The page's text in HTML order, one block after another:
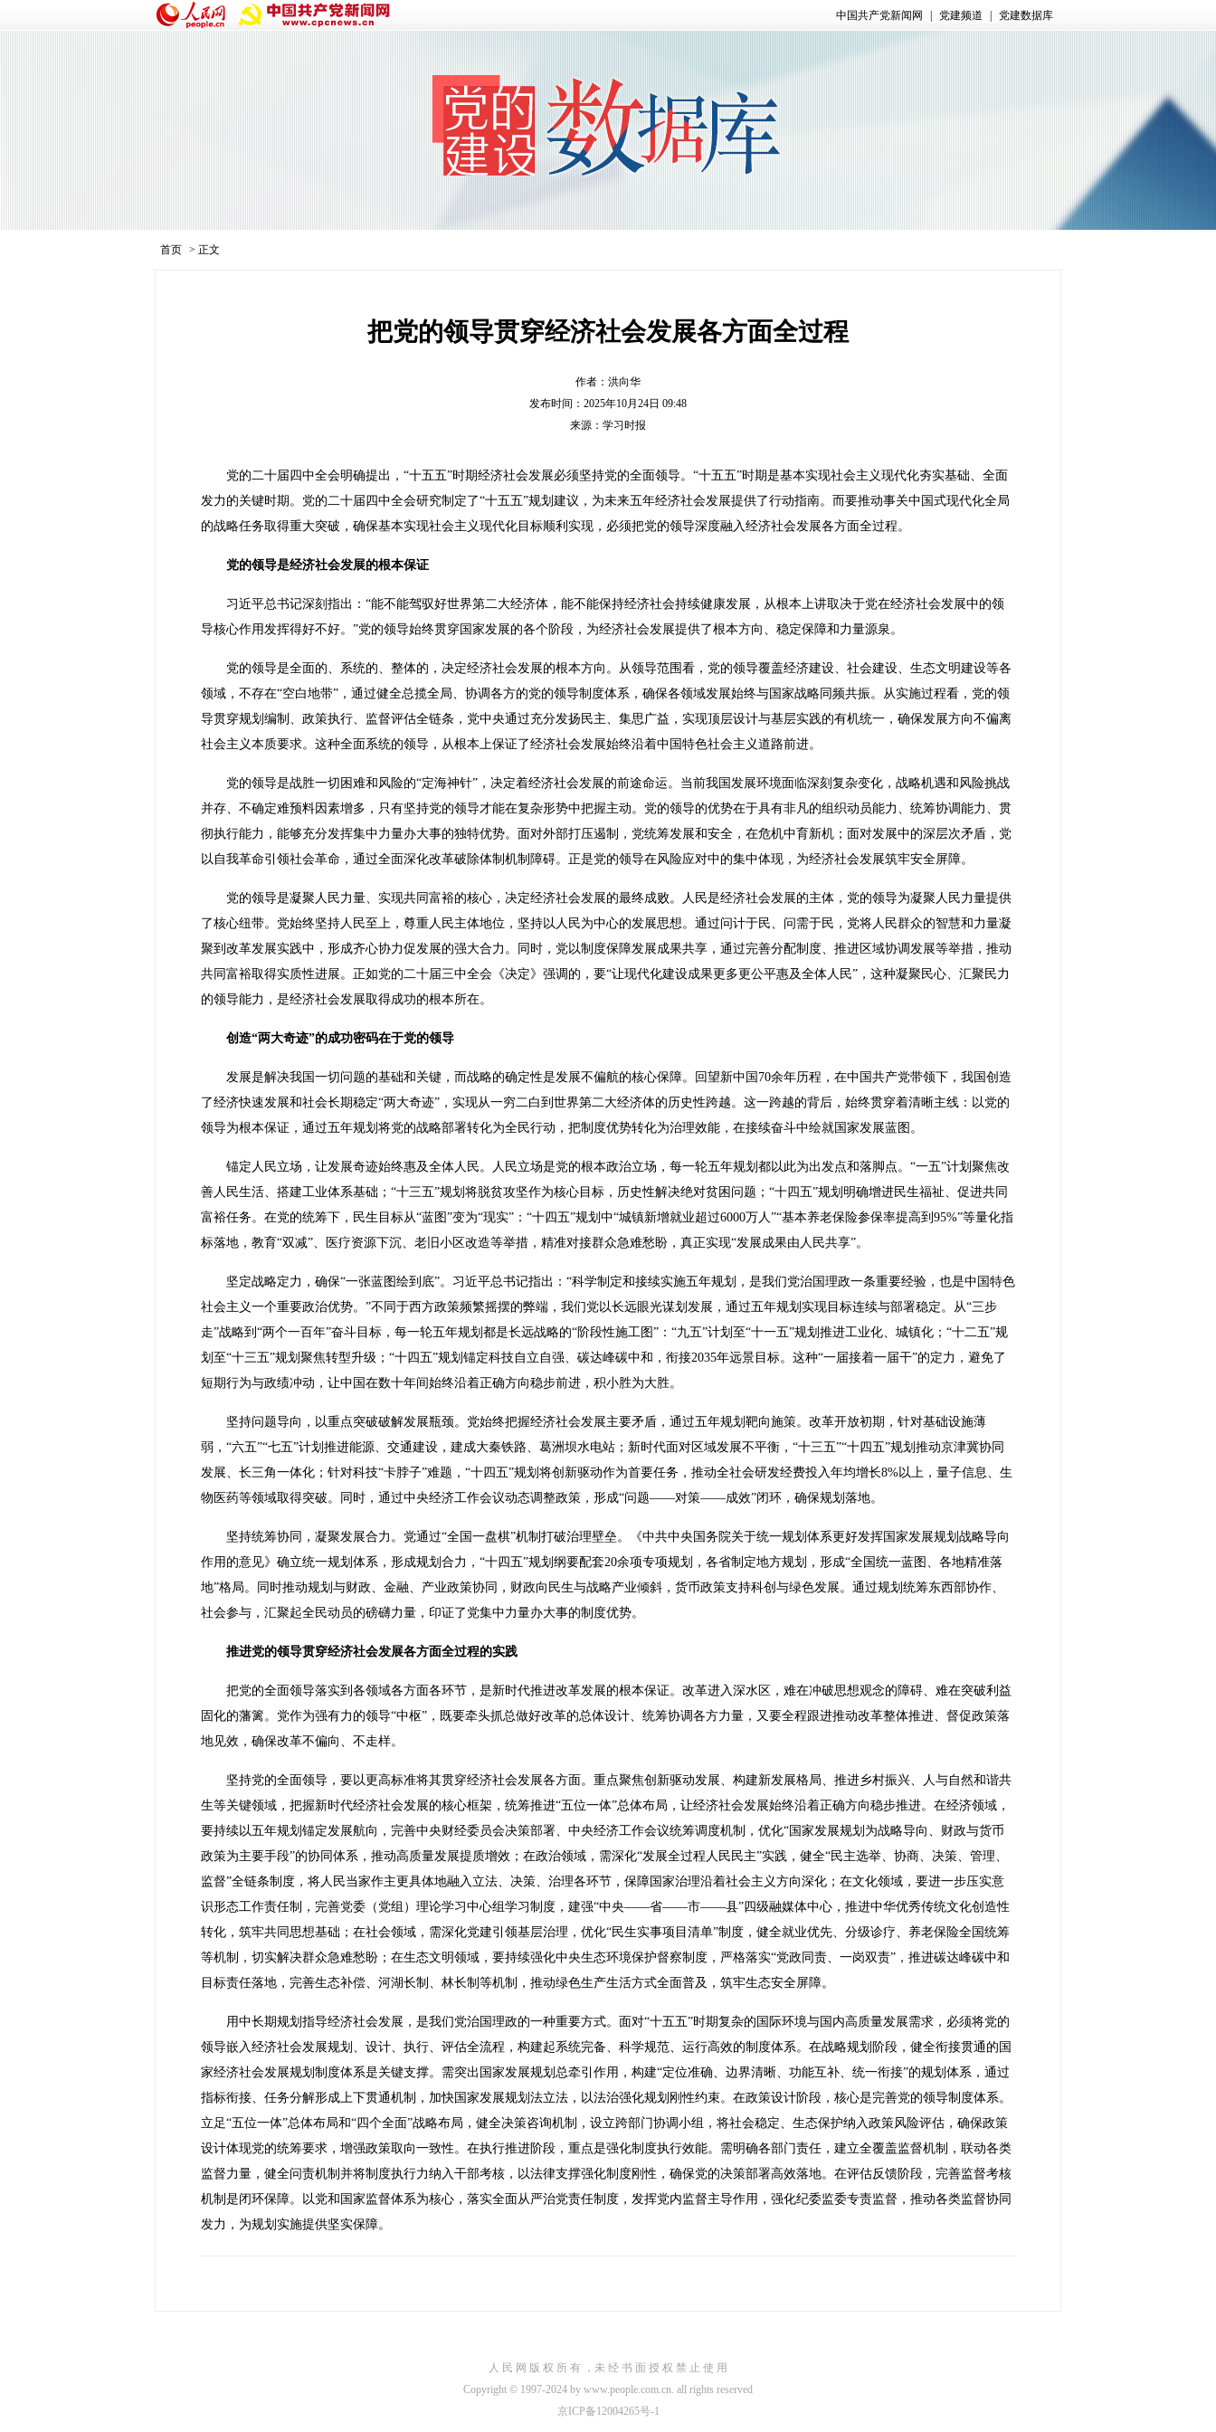
中国共产党新闻网 党建频道 党建数据库
首页 > 正文
把党的领导贯穿经济社会发展各方面全过程
作者：洪向华
发布时间：2025年10月24日 09:48
来源：学习时报
党的二十届四中全会明确提出，“十五五”时期经济社会发展必须坚持党的全面领导。“十五五”时期是基本实现社会主义现代化夯实基础、全面
发力的关键时期。党的二十届四中全会研究制定了“十五五”规划建议，为未来五年经济社会发展提供了行动指南。而要推动事关中国式现代化全局
的战略任务取得重大突破，确保基本实现社会主义现代化目标顺利实现，必须把党的领导深度融入经济社会发展各方面全过程。
党的领导是经济社会发展的根本保证
习近平总书记深刻指出：“能不能驾驭好世界第二大经济体，能不能保持经济社会持续健康发展，从根本上讲取决于党在经济社会发展中的领
导核心作用发挥得好不好。”党的领导始终贯穿国家发展的各个阶段，为经济社会发展提供了根本方向、稳定保障和力量源泉。
党的领导是全面的、系统的、整体的，决定经济社会发展的根本方向。从领导范围看，党的领导覆盖经济建设、社会建设、生态文明建设等各
领域，不存在“空白地带”，通过健全总揽全局、协调各方的党的领导制度体系，确保各领域发展始终与国家战略同频共振。从实施过程看，党的领
导贯穿规划编制、政策执行、监督评估全链条，党中央通过充分发扬民主、集思广益，实现顶层设计与基层实践的有机统一，确保发展方向不偏离
社会主义本质要求。这种全面系统的领导，从根本上保证了经济社会发展始终沿着中国特色社会主义道路前进。
党的领导是战胜一切困难和风险的“定海神针”，决定着经济社会发展的前途命运。当前我国发展环境面临深刻复杂变化，战略机遇和风险挑战
并存、不确定难预料因素增多，只有坚持党的领导才能在复杂形势中把握主动。党的领导的优势在于具有非凡的组织动员能力、统筹协调能力、贯
彻执行能力，能够充分发挥集中力量办大事的独特优势。面对外部打压遏制，党统筹发展和安全，在危机中育新机；面对发展中的深层次矛盾，党
以自我革命引领社会革命，通过全面深化改革破除体制机制障碍。正是党的领导在风险应对中的集中体现，为经济社会发展筑牢安全屏障。
党的领导是凝聚人民力量、实现共同富裕的核心，决定经济社会发展的最终成败。人民是经济社会发展的主体，党的领导为凝聚人民力量提供
了核心纽带。党始终坚持人民至上，尊重人民主体地位，坚持以人民为中心的发展思想。通过问计于民、问需于民，党将人民群众的智慧和力量凝
聚到改革发展实践中，形成齐心协力促发展的强大合力。同时，党以制度保障发展成果共享，通过完善分配制度、推进区域协调发展等举措，推动
共同富裕取得实质性进展。正如党的二十届三中全会《决定》强调的，要“让现代化建设成果更多更公平惠及全体人民”，这种凝聚民心、汇聚民力
的领导能力，是经济社会发展取得成功的根本所在。
创造“两大奇迹”的成功密码在于党的领导
发展是解决我国一切问题的基础和关键，而战略的确定性是发展不偏航的核心保障。回望新中国70余年历程，在中国共产党带领下，我国创造
了经济快速发展和社会长期稳定“两大奇迹”，实现从一穷二白到世界第二大经济体的历史性跨越。这一跨越的背后，始终贯穿着清晰主线：以党的
领导为根本保证，通过五年规划将党的战略部署转化为全民行动，把制度优势转化为治理效能，在接续奋斗中绘就国家发展蓝图。
锚定人民立场，让发展奇迹始终惠及全体人民。人民立场是党的根本政治立场，每一轮五年规划都以此为出发点和落脚点。“一五”计划聚焦改
善人民生活、搭建工业体系基础；“十三五”规划将脱贫攻坚作为核心目标，历史性解决绝对贫困问题；“十四五”规划明确增进民生福祉、促进共同
富裕任务。在党的统筹下，民生目标从“蓝图”变为“现实”：“十四五”规划中“城镇新增就业超过6000万人”“基本养老保险参保率提高到95%”等量化指
标落地，教育“双减”、医疗资源下沉、老旧小区改造等举措，精准对接群众急难愁盼，真正实现“发展成果由人民共享”。
坚定战略定力，确保“一张蓝图绘到底”。习近平总书记指出：“科学制定和接续实施五年规划，是我们党治国理政一条重要经验，也是中国特色
社会主义一个重要政治优势。”不同于西方政策频繁摇摆的弊端，我们党以长远眼光谋划发展，通过五年规划实现目标连续与部署稳定。从“三步
走”战略到“两个一百年”奋斗目标，每一轮五年规划都是长远战略的“阶段性施工图”：“九五”计划至“十一五”规划推进工业化、城镇化；“十二五”规
划至“十三五”规划聚焦转型升级；“十四五”规划锚定科技自立自强、碳达峰碳中和，衔接2035年远景目标。这种“一届接着一届干”的定力，避免了
短期行为与政绩冲动，让中国在数十年间始终沿着正确方向稳步前进，积小胜为大胜。
坚持问题导向，以重点突破破解发展瓶颈。党始终把握经济社会发展主要矛盾，通过五年规划靶向施策。改革开放初期，针对基础设施薄
弱，“六五”“七五”计划推进能源、交通建设，建成大秦铁路、葛洲坝水电站；新时代面对区域发展不平衡，“十三五”“十四五”规划推动京津冀协同
发展、长三角一体化；针对科技“卡脖子”难题，“十四五”规划将创新驱动作为首要任务，推动全社会研发经费投入年均增长8%以上，量子信息、生
物医药等领域取得突破。同时，通过中央经济工作会议动态调整政策，形成“问题——对策——成效”闭环，确保规划落地。
坚持统筹协同，凝聚发展合力。党通过“全国一盘棋”机制打破治理壁垒。《中共中央国务院关于统一规划体系更好发挥国家发展规划战略导向
作用的意见》确立统一规划体系，形成规划合力，“十四五”规划纲要配套20余项专项规划，各省制定地方规划，形成“全国统一蓝图、各地精准落
地”格局。同时推动规划与财政、金融、产业政策协同，财政向民生与战略产业倾斜，货币政策支持科创与绿色发展。通过规划统筹东西部协作、
社会参与，汇聚起全民动员的磅礴力量，印证了党集中力量办大事的制度优势。
推进党的领导贯穿经济社会发展各方面全过程的实践
把党的全面领导落实到各领域各方面各环节，是新时代推进改革发展的根本保证。改革进入深水区，难在冲破思想观念的障碍、难在突破利益
固化的藩篱。党作为强有力的领导“中枢”，既要牵头抓总做好改革的总体设计、统筹协调各方力量，又要全程跟进推动改革整体推进、督促政策落
地见效，确保改革不偏向、不走样。
坚持党的全面领导，要以更高标准将其贯穿经济社会发展各方面。重点聚焦创新驱动发展、构建新发展格局、推进乡村振兴、人与自然和谐共
生等关键领域，把握新时代经济社会发展的核心框架，统筹推进“五位一体”总体布局，让经济社会发展始终沿着正确方向稳步推进。在经济领域，
要持续以五年规划锚定发展航向，完善中央财经委员会决策部署、中央经济工作会议统筹调度机制，优化“国家发展规划为战略导向、财政与货币
政策为主要手段”的协同体系，推动高质量发展提质增效；在政治领域，需深化“发展全过程人民民主”实践，健全“民主选举、协商、决策、管理、
监督”全链条制度，将人民当家作主更具体地融入立法、决策、治理各环节，保障国家治理沿着社会主义方向深化；在文化领域，要进一步压实意
识形态工作责任制，完善党委（党组）理论学习中心组学习制度，建强“中央——省——市——县”四级融媒体中心，推进中华优秀传统文化创造性
转化，筑牢共同思想基础；在社会领域，需深化党建引领基层治理，优化“民生实事项目清单”制度，健全就业优先、分级诊疗、养老保险全国统筹
等机制，切实解决群众急难愁盼；在生态文明领域，要持续强化中央生态环境保护督察制度，严格落实“党政同责、一岗双责”，推进碳达峰碳中和
目标责任落地，完善生态补偿、河湖长制、林长制等机制，推动绿色生产生活方式全面普及，筑牢生态安全屏障。
用中长期规划指导经济社会发展，是我们党治国理政的一种重要方式。面对“十五五”时期复杂的国际环境与国内高质量发展需求，必须将党的
领导嵌入经济社会发展规划、设计、执行、评估全流程，构建起系统完备、科学规范、运行高效的制度体系。在战略规划阶段，健全衔接贯通的国
家经济社会发展规划制度体系是关键支撑。需突出国家发展规划总牵引作用，构建“定位准确、边界清晰、功能互补、统一衔接”的规划体系，通过
指标衔接、任务分解形成上下贯通机制，加快国家发展规划法立法，以法治强化规划刚性约束。在政策设计阶段，核心是完善党的领导制度体系。
立足“五位一体”总体布局和“四个全面”战略布局，健全决策咨询机制，设立跨部门协调小组，将社会稳定、生态保护纳入政策风险评估，确保政策
设计体现党的统筹要求，增强政策取向一致性。在执行推进阶段，重点是强化制度执行效能。需明确各部门责任，建立全覆盖监督机制，联动各类
监督力量，健全问责机制并将制度执行力纳入干部考核，以法律支撑强化制度刚性，确保党的决策部署高效落地。在评估反馈阶段，完善监督考核
机制是闭环保障。以党和国家监督体系为核心，落实全面从严治党责任制度，发挥党内监督主导作用，强化纪委监委专责监督，推动各类监督协同
发力，为规划实施提供坚实保障。
人 民 网 版 权 所 有 ，未 经 书 面 授 权 禁 止 使 用
Copyright © 1997-2024 by www.people.com.cn. all rights reserved
京ICP备12004265号-1